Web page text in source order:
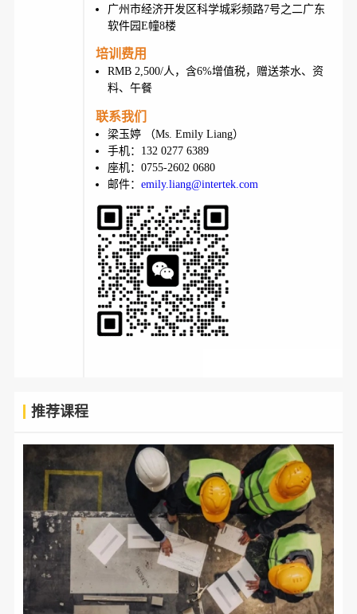
广州市经济开发区科学城彩频路7号之二广东
软件园E幢8楼
培训费用
RMB 2,500/人，含6%增值税，赠送茶水、资
料、午餐
联系我们
梁玉婷 （Ms. Emily Liang）
手机：132 0277 6389
座机：0755-2602 0680
邮件：emily.liang@intertek.com
推荐课程